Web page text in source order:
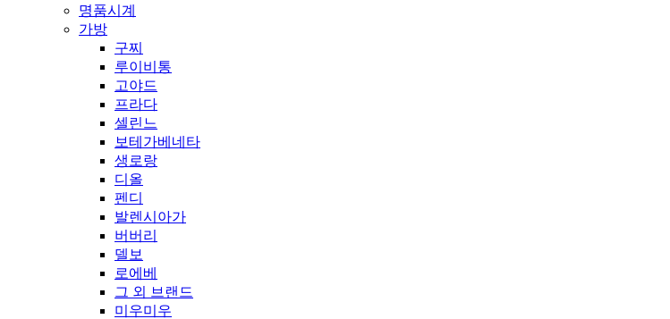
명품시계
가방
구찌
루이비통
고야드
프라다
셀린느
보테가베네타
생로랑
디올
펜디
발렌시아가
버버리
델보
로에베
그 외 브랜드
미우미우